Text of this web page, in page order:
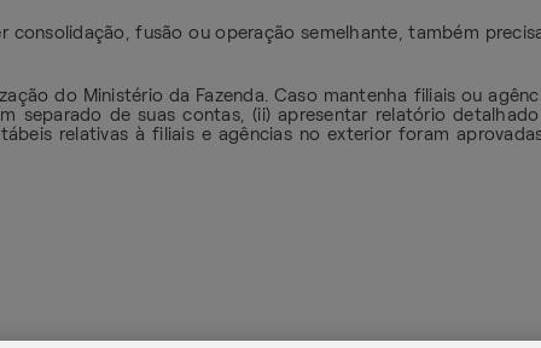
fusão ou operação semelhante, também
do Ministério da Fazenda. Caso mantenha filiais ou
separado de suas contas, (ii) apresentar relatório
relativas à filiais e agências no exterior foram